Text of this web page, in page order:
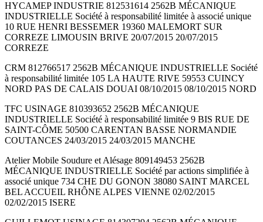
HYCAMEP INDUSTRIE 812531614 2562B MÉCANIQUE
INDUSTRIELLE Société à responsabilité limitée à associé unique
10 RUE HENRI BESSEMER 19360 MALEMORT SUR
CORREZE LIMOUSIN BRIVE 20/07/2015 20/07/2015
CORREZE
CRM 812766517 2562B MÉCANIQUE INDUSTRIELLE Société
à responsabilité limitée 105 LA HAUTE RIVE 59553 CUINCY
NORD PAS DE CALAIS DOUAI 08/10/2015 08/10/2015 NORD
TFC USINAGE 810393652 2562B MÉCANIQUE
INDUSTRIELLE Société à responsabilité limitée 9 BIS RUE DE
SAINT-CÔME 50500 CARENTAN BASSE NORMANDIE
COUTANCES 24/03/2015 24/03/2015 MANCHE
Atelier Mobile Soudure et Alésage 809149453 2562B
MÉCANIQUE INDUSTRIELLE Société par actions simplifiée à
associé unique 734 CHE DU GONON 38080 SAINT MARCEL
BEL ACCUEIL RHÔNE ALPES VIENNE 02/02/2015
02/02/2015 ISERE